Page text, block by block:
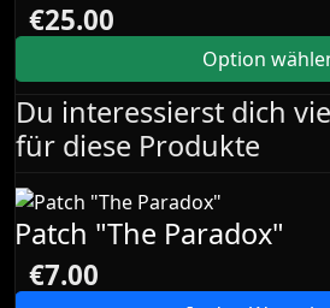
€25.00
Option
Du interessierst dich
für diese Produkte
Patch "The Paradox"
€7.00